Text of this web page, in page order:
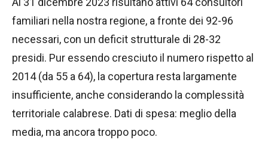
familiari nella nostra regione, a fronte dei 92-96
necessari, con un deficit strutturale di 28-32
presidi. Pur essendo cresciuto il numero rispetto al
2014 (da 55 a 64), la copertura resta largamente
insufficiente, anche considerando la complessità
territoriale calabrese. Dati di spesa: meglio della
media, ma ancora troppo poco.